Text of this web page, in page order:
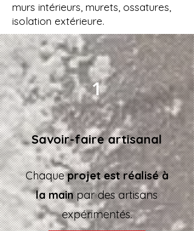
murs intérieurs, murets, ossatures,
isolation extérieure.
1
Savoir-faire artisanal
Chaqueprojet est réalisé à
la mainpar des artisans
expérimentés.